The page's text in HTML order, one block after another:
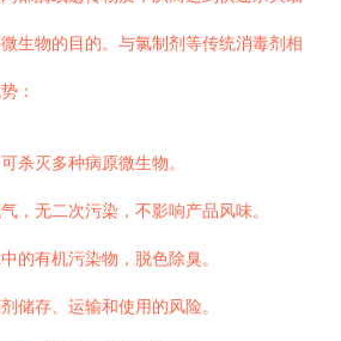
生物的目的。与氯制剂等传统消毒剂相
：
杀灭多种病原微生物。
，无二次污染，不影响产品风味。
的有机污染物，脱色除臭。
储存、运输和使用的风险。